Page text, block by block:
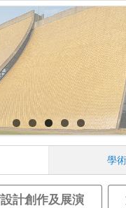
學
計創作及展演